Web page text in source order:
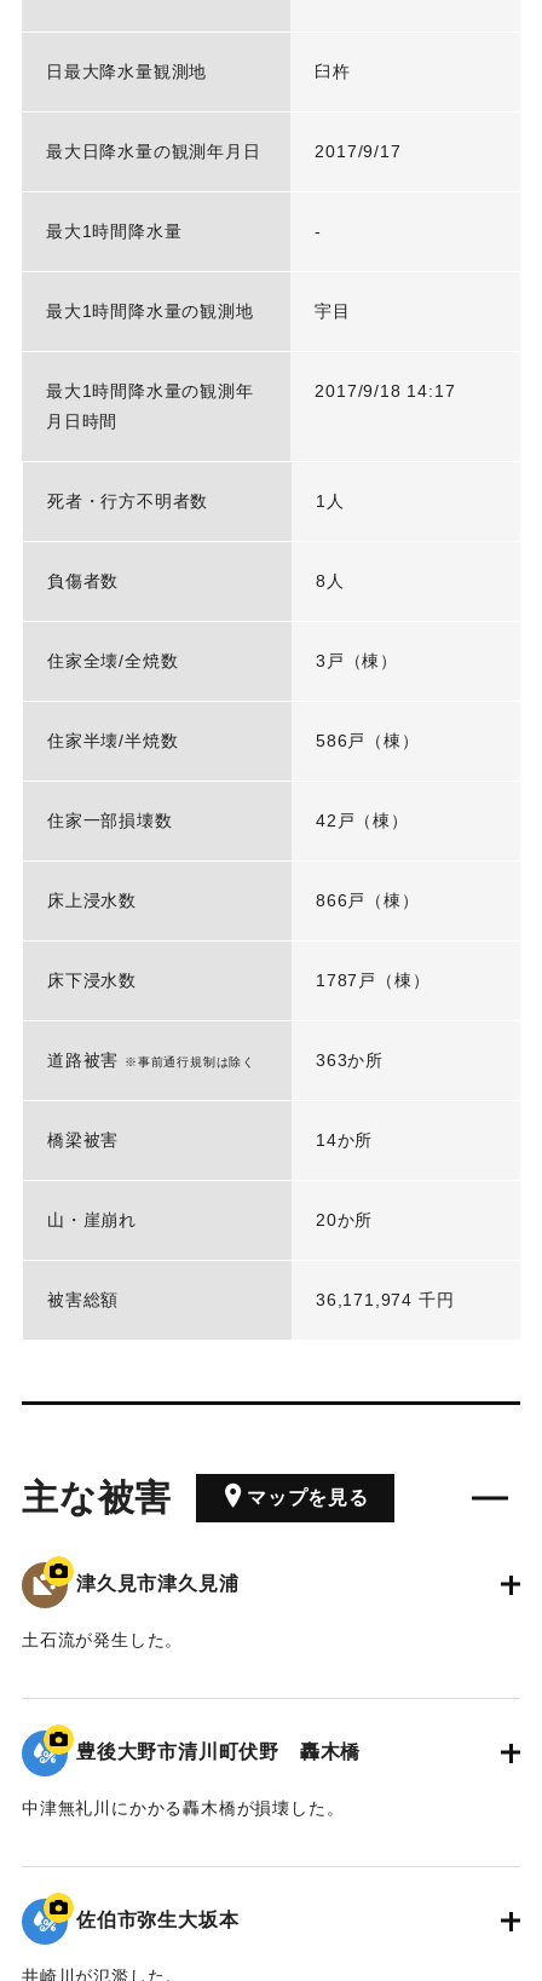
日最大降水量観測地 臼杵
最大日降水量の観測年月日 2017/9/17
最大1時間降水量 -
最大1時間降水量の観測地 宇目
最大1時間降水量の観測年
月日時間
2017/9/18 14:17
死者・行方不明者数 1人
負傷者数 8人
住家全壊/全焼数 3戸（棟）
住家半壊/半焼数 586戸（棟）
住家一部損壊数 42戸（棟）
床上浸水数 866戸（棟）
床下浸水数 1787戸（棟）
道路被害 ※事前通行規制は除く 363か所
橋梁被害 14か所
山・崖崩れ 20か所
被害総額 36,171,974 千円
主な被害 マップを見る
津久見市津久見浦
土石流が発生した。
｜固有コード:01204098
豊後大野市清川町伏野 轟木橋
中津無礼川にかかる轟木橋が損壊した。
｜固有コード:01204097
佐伯市弥生大坂本
井崎川が氾濫した。